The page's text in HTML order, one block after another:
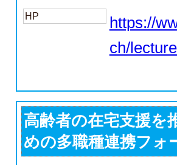
HP
https://
ch/
高齢者の在宅支援を
めの多職種連携フォ